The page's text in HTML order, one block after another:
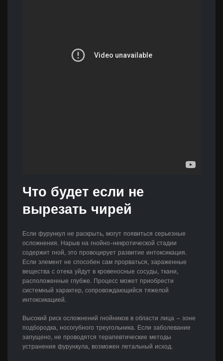
Что будет если не
вырезать чирей
Если фурункул не раскрыть, могут появиться серьезные
осложнения. Нарыв на гнойно-некротической стадии
содержит гной, это провоцирует развитие интоксикация.
Если элемент не способен сам прорваться, зараженные
вещества с отека уйдут в кровеносные сосуды, ткани,
расположенные глубже. Процесс может приобрести
системный характер, сопровождающийся тяжелой
интоксикацией.
Высокий риск осложнений гнойников в области лица – зоне
подбородка, носогубного треугольника. Если заболевание
запущено, не проводятся терапевтические методы
устранения фурункула, возможен летальный исход.